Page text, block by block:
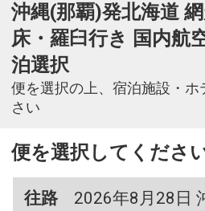
沖縄(那覇)発北海道
床・羅臼行き 国内航
泊選択
便を選択の上、宿泊施設・
さい
便を選択してくださ
往路
2026年8月28日